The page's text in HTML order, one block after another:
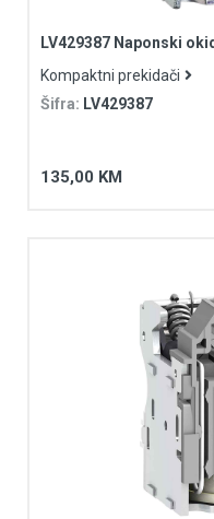
LV429387 Naponski
Kompaktni prekidači
Šifra: LV429387
135,00 KM